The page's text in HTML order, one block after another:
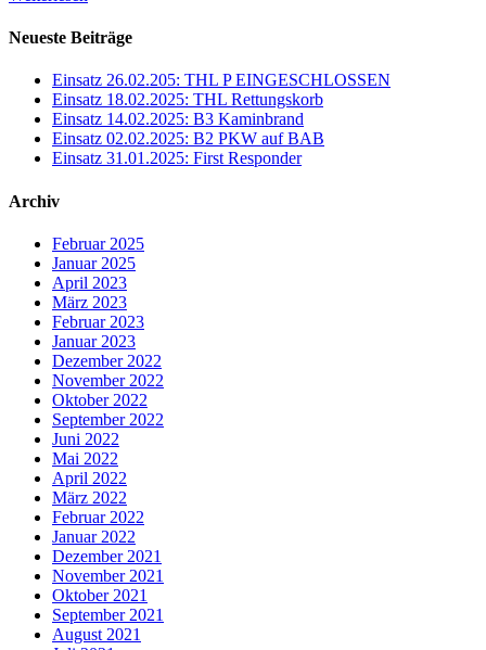
Neueste Beiträge
Einsatz 26.02.205: THL P EINGESCHLOSSEN
Einsatz 18.02.2025: THL Rettungskorb
Einsatz 14.02.2025: B3 Kaminbrand
Einsatz 02.02.2025: B2 PKW auf BAB
Einsatz 31.01.2025: First Responder
Archiv
Februar 2025
Januar 2025
April 2023
März 2023
Februar 2023
Januar 2023
Dezember 2022
November 2022
Oktober 2022
September 2022
Juni 2022
Mai 2022
April 2022
März 2022
Februar 2022
Januar 2022
Dezember 2021
November 2021
Oktober 2021
September 2021
August 2021